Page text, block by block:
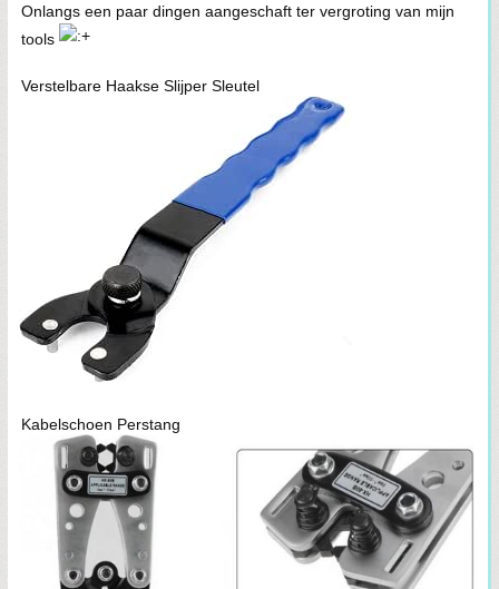
Onlangs een paar dingen aangeschaft ter vergroting van mijn
tools
Verstelbare Haakse Slijper Sleutel
Kabelschoen Perstang